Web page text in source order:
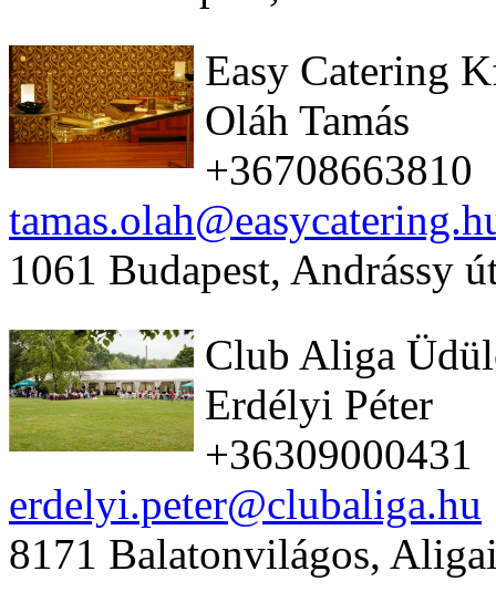
Easy Catering
Oláh Tamás
+36708663810
1061 Budapest, Andrássy
Club Aliga
Erdélyi Péter
+36309000431
erdelyi.peter@clubaliga.hu
8171 Balatonvilágos,